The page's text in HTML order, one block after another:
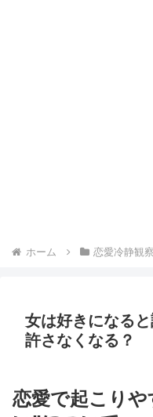
ホーム 恋愛冷静観
女は好きになる
許さなくなる？
恋愛で起こり